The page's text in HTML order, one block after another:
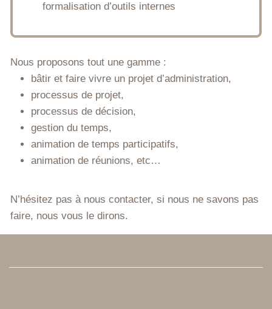
formalisation d’outils internes
Nous proposons tout une gamme :
bâtir et faire vivre un projet d’administration,
processus de projet,
processus de décision,
gestion du temps,
animation de temps participatifs,
animation de réunions, etc…
N’hésitez pas à nous contacter, si nous ne savons pas
faire, nous vous le dirons.